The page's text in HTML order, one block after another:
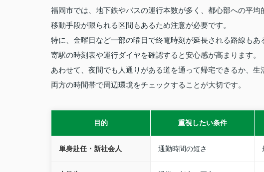
福岡市では、地下鉄やバスの運行本数が多く、都心部への平
移動手段が限られる区間もあるため注意が必要です。
特に、金曜日など一部の曜日で終電時刻が延長される路線も
寄駅の時刻表や運行ダイヤを確認すると安心感が高まります。
あわせて、夜間でも人通りがある道を通って帰宅できるか、
両方の時間帯で周辺環境をチェックすることが大切です。
目的 重視したい条件
単身赴任・新社会人 通勤時間の短さ